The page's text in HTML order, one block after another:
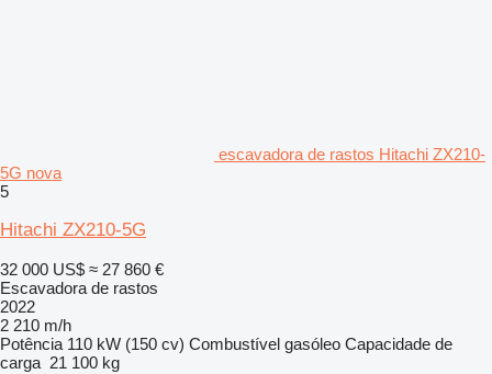
escavadora de rastos Hitachi ZX210-
5G nova
5
Hitachi ZX210-5G
32 000 US$ ≈ 27 860 €
Escavadora de rastos
2022
2 210 m/h
Potência 110 kW (150 cv) Combustível gasóleo Capacidade de
carga 21 100 kg